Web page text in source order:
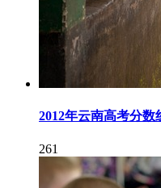
2012年云南高考分数
261